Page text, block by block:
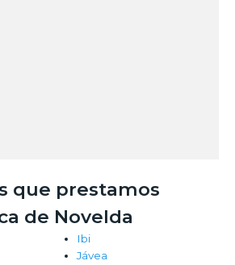
que prestamos
de Novelda
Ibi
Jávea